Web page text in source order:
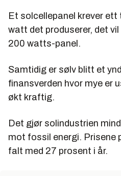
Et solcellepanel krever
watt det produserer, det
200 watts-panel.
Samtidig er sølv blitt et
finansverden hvor mye er
økt kraftig.
Det gjør solindustrien
mot fossil energi. Prisene
falt med 27 prosent i år.